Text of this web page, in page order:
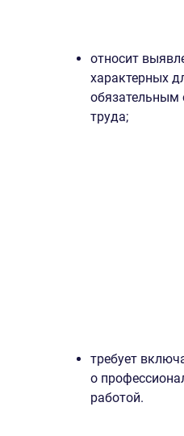
относит
характерных
обязательным
труда;
требует
о
работой.